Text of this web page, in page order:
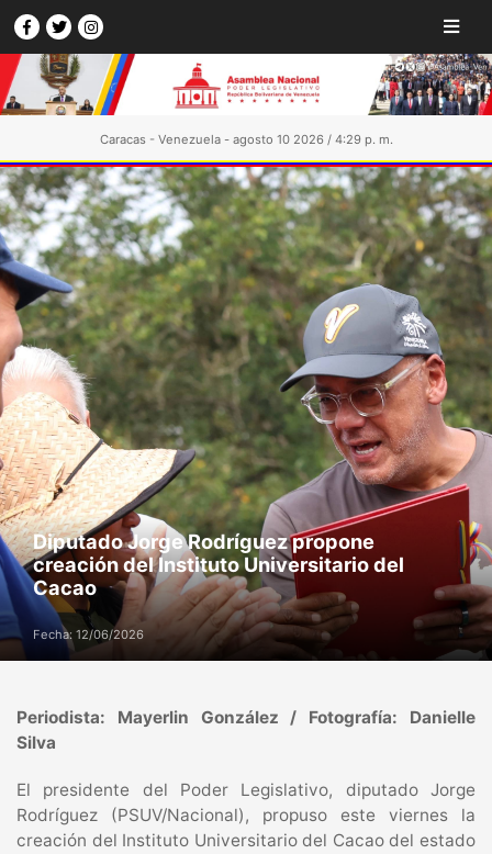
Caracas - Venezuela - agosto 10 2026 / 4:29 p. m.
Diputado Jorge Rodríguez propone
creación del Instituto Universitario del
Cacao
Fecha: 12/06/2026
Periodista: Mayerlin González / Fotografía: Danielle
Silva
El presidente del Poder Legislativo, diputado Jorge
Rodríguez (PSUV/Nacional), propuso este viernes la
creación del Instituto Universitario del Cacao del estado